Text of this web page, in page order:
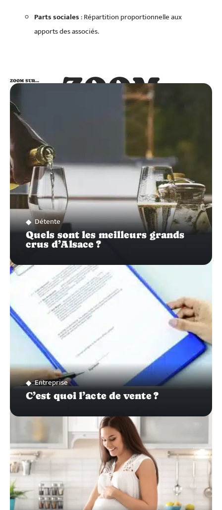
Parts sociales: Répartition proportionnelle aux
apports des associés.
ZOOM
SUR…
ZOOM SUR…
Détente
Quels sont les meilleurs grands
crus d’Alsace ?
Entreprise
C’est quoi l’acte de vente ?